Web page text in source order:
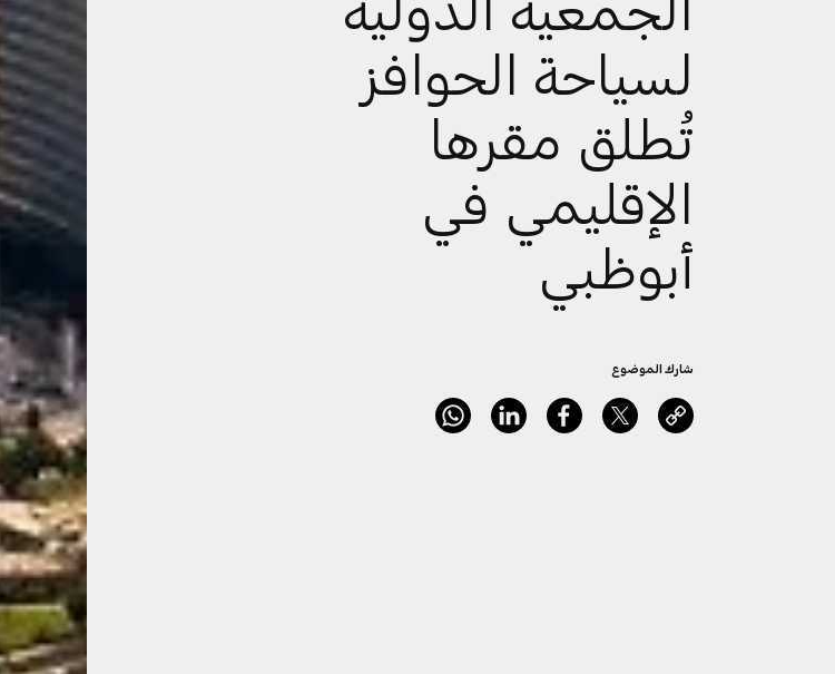
لسياحة الحوافز
تُطلق مقرها
الإقليمي في
أبوظبي
شارك الموضوع